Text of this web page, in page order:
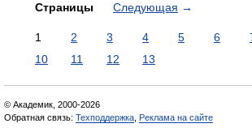
Страницы Следующая →
1 2 3 4 5 6
10
11 12 13
© Академик, 2000-2026
Обратная связь: Техподдержка Реклама на сайте